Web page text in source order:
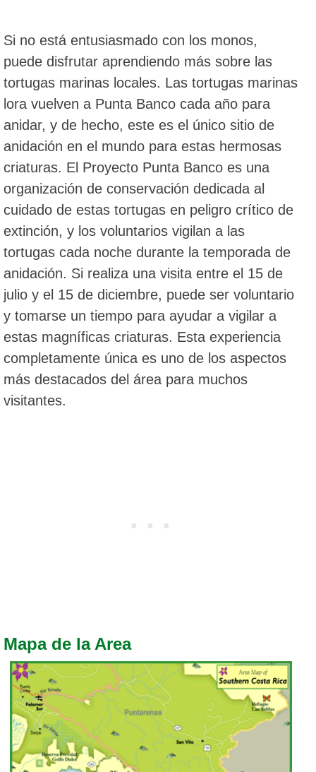
Si no está entusiasmado con los monos,
puede disfrutar aprendiendo más sobre las
tortugas marinas locales. Las tortugas marinas
lora vuelven a Punta Banco cada año para
anidar, y de hecho, este es el único sitio de
anidación en el mundo para estas hermosas
criaturas. El Proyecto Punta Banco es una
organización de conservación dedicada al
cuidado de estas tortugas en peligro crítico de
extinción, y los voluntarios vigilan a las
tortugas cada noche durante la temporada de
anidación. Si realiza una visita entre el 15 de
julio y el 15 de diciembre, puede ser voluntario
y tomarse un tiempo para ayudar a vigilar a
estas magníficas criaturas. Esta experiencia
completamente única es uno de los aspectos
más destacados del área para muchos
visitantes.
Mapa de la Area